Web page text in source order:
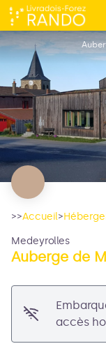
Auberge de
>>Accueil>
Medeyrolles
Auberge de
accès